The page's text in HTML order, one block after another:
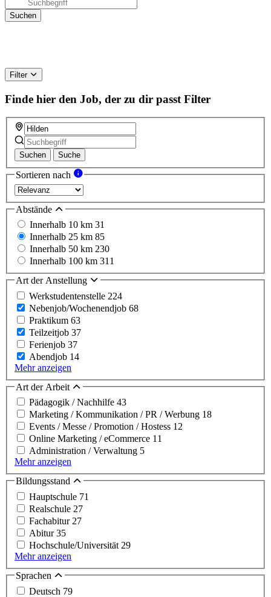
Filter
Finde hier den Job, der zu dir passt Filter
Suchen Suche
Sortieren nach
Abstände
Innerhalb 10 km 31
Innerhalb 25 km 85
Innerhalb 50 km 230
Innerhalb 100 km 311
Art der Anstellung
Werkstudentenstelle 224
Nebenjob/Wochenendjob 68
Praktikum 63
Teilzeitjob 37
Ferienjob 37
Abendjob 14
Mehr anzeigen
Art der Arbeit
Pädagogik / Nachhilfe 43
Marketing / Kommunikation / PR / Werbung 18
Events / Messe / Promotion / Hostess 12
Online Marketing / eCommerce 11
Administration / Verwaltung 5
Mehr anzeigen
Bildungsstand
Hauptschule 71
Realschule 27
Fachabitur 27
Abitur35
Hochschule/Universität 29
Mehr anzeigen
Sprachen
Deutsch 79